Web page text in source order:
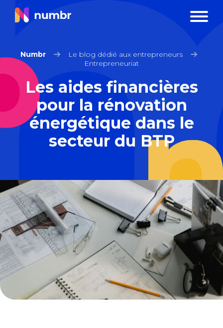
Numbr
Le blog dédié aux entrepreneurs
Entrepreneuriat
Les aides financières
pour la rénovation
énergétique dans le
secteur du BTP